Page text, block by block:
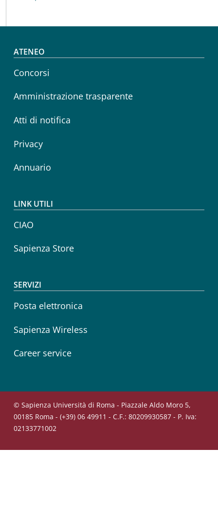
Footer menu
ATENEO
Concorsi
Amministrazione trasparente
Atti di notifica
Privacy
Annuario
LINK UTILI
CIAO
Sapienza Store
SERVIZI
Posta elettronica
Sapienza Wireless
Career service
© Sapienza Università di Roma - Piazzale Aldo Moro 5,
00185 Roma - (+39) 06 49911 - C.F.: 80209930587 - P. Iva:
02133771002